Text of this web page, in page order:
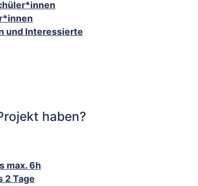
und Interessierte
haben?
max. 6h
2 Tage